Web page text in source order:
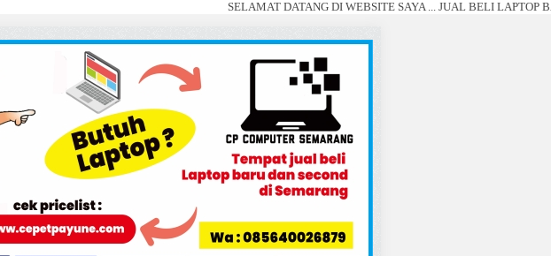
SELAMAT DATANG DI WEBSITE SAYA ... JUAL BELI LAPTOP BARU